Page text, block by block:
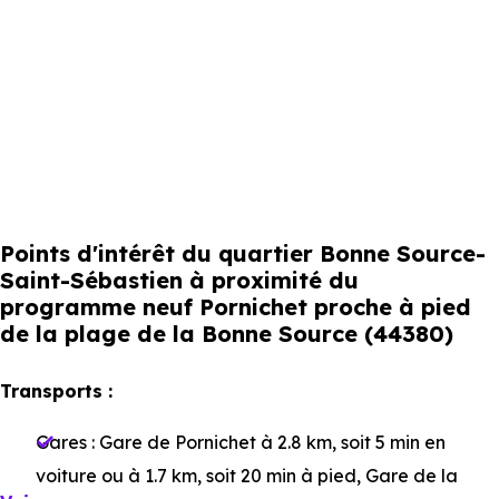
Points d'intérêt du quartier Bonne Source-
Saint-Sébastien à proximité du
programme neuf Pornichet proche à pied
de la plage de la Bonne Source (44380)
Transports :
Gares : Gare de Pornichet à 2.8 km, soit 5 min en
voiture ou à 1.7 km, soit 20 min à pied, Gare de la